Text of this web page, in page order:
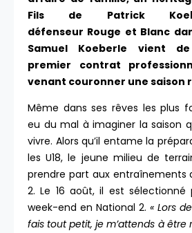
Fils de Patrick
défenseur Rouge et Blanc
Samuel Koeberle vient
premier contrat
venant couronner une saison
Même dans ses rêves les plus
eu du mal à imaginer la saison
vivre. Alors qu’il entame la
les U18, le jeune milieu de
prendre part aux entraînements
2. Le 16 août, il est
week-end en National 2. « Lors
fais tout petit, je m’attends à